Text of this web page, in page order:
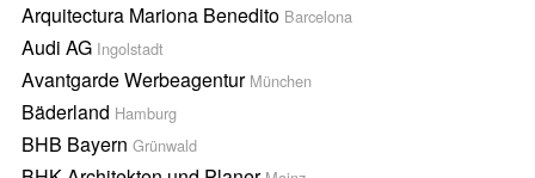
Arquitectura Mariona Benedito Barcelona
Audi AG Ingolstadt
Avantgarde WerbeagenturMünchen
Bäderland Hamburg
BHB Bayern Grünwald